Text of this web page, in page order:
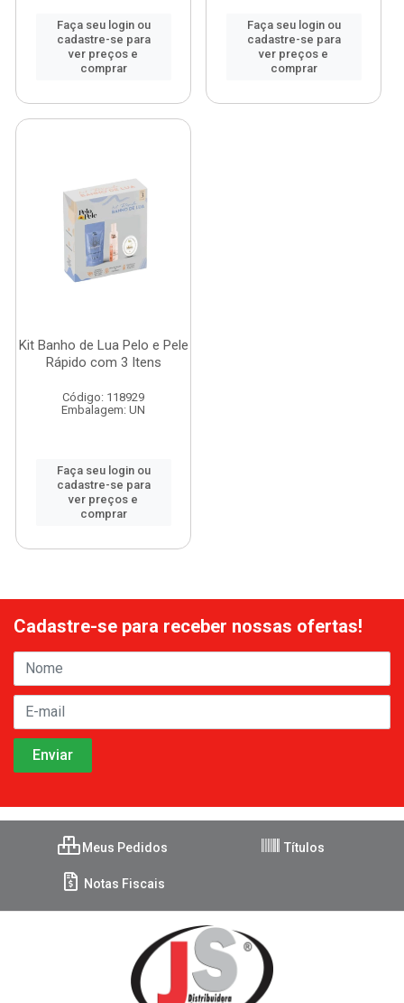
Faça seu login ou
cadastre-se para
ver preços e
comprar
Faça seu login ou
cadastre-se para
ver preços e
comprar
Kit Banho de Lua Pelo e Pele
Rápido com 3 Itens
Código: 118929
Embalagem: UN
Faça seu login ou
cadastre-se para
ver preços e
comprar
Cadastre-se para receber nossas ofertas!
Meus Pedidos Títulos
Notas Fiscais